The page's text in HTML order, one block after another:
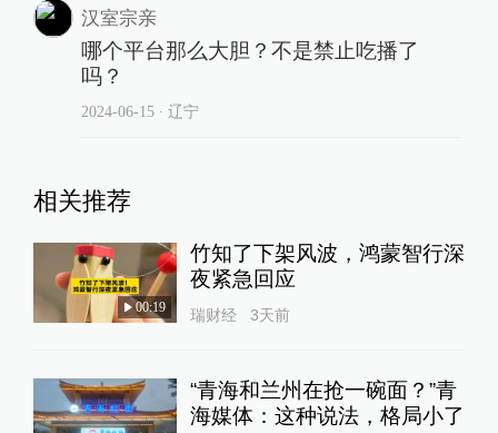
汉室宗亲
哪个平台那么大胆？不是禁止吃播了
吗？
2024-06-15∙ 辽宁
相关推荐
00:19
竹知了下架风波，鸿蒙智行深
夜紧急回应
瑞财经 3天前
“青海和兰州在抢一碗面？”青
海媒体：这种说法，格局小了